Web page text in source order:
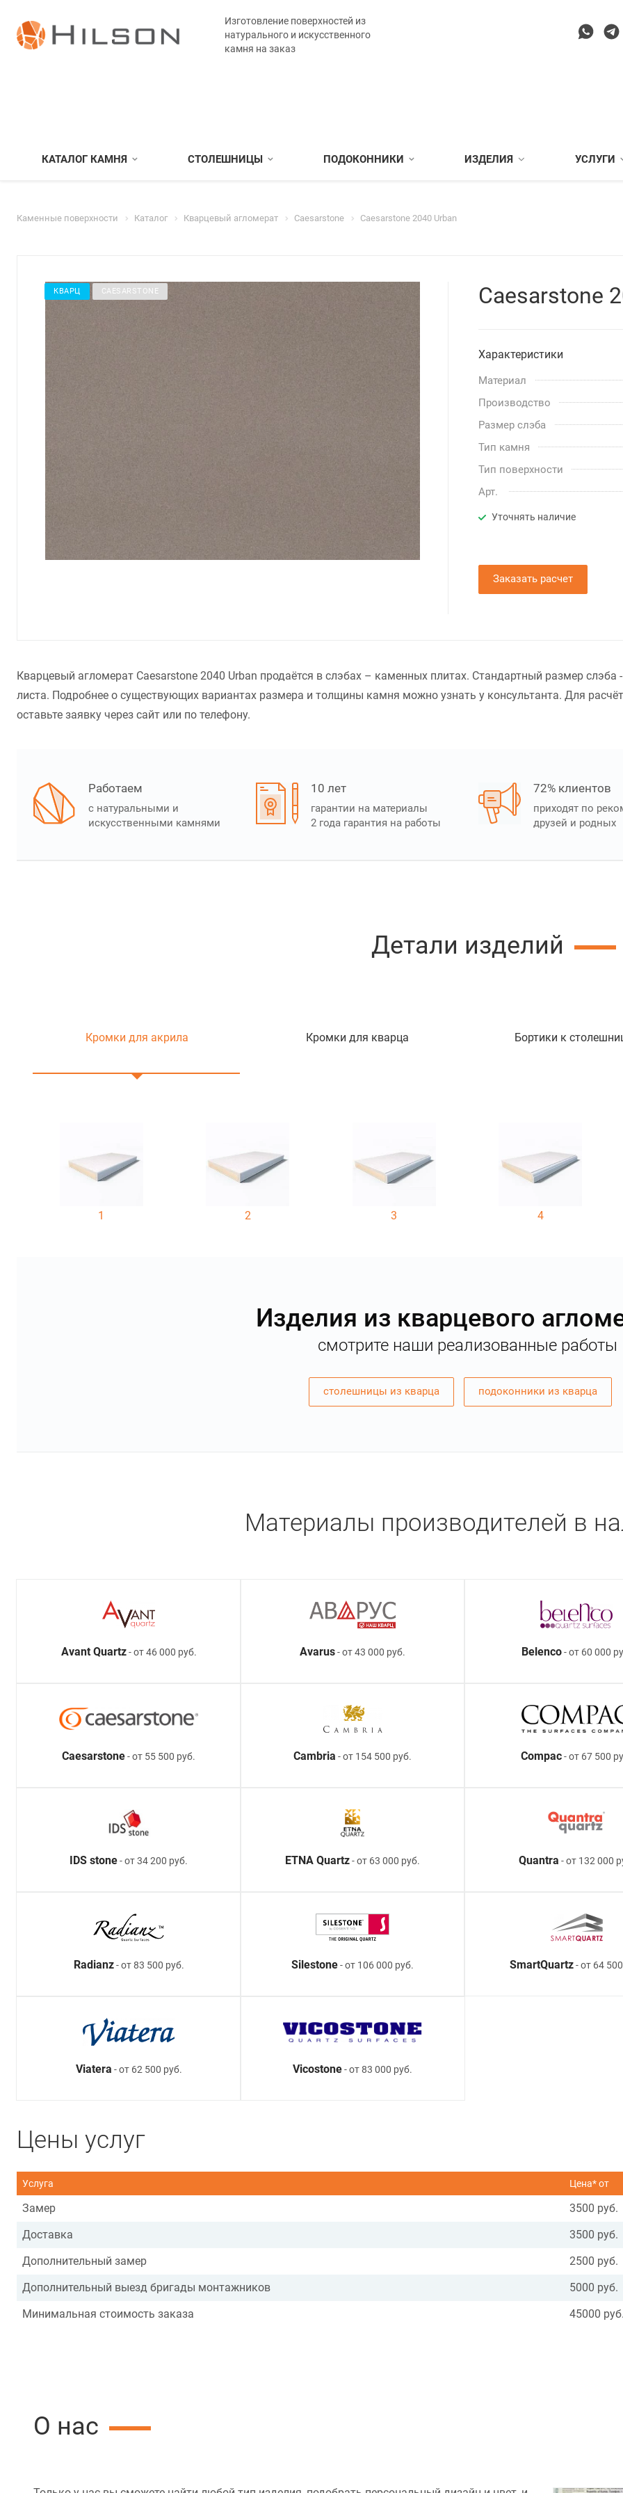
Изготовление поверхностей из
натурального и искусственного
камня на заказ
КАТАЛОГ КАМНЯ СТОЛЕШНИЦЫ ПОДОКОННИКИ ИЗДЕЛИЯ УСЛУГИ
Каменные поверхности Каталог Кварцевый агломерат Caesarstone Caesarstone 2040 Urban
КВАРЦ CAESARSTONE Caesarstone
Характеристики
Материал
Производство
Размер слэба
Тип камня
Тип поверхности
Арт.
Уточнять наличие
Заказать расчет
Кварцевый агломерат Caesarstone 2040 Urban продаётся в слэбах – каменных плитах. Стандартный размер
листа. Подробнее о существующих вариантах размера и толщины камня можно узнать у консультанта. Для
оставьте заявку через сайт или по телефону.
Работаем
с натуральными и
искусственными камнями
10 лет
гарантии на материалы
2 года гарантия на работы
72% клиентов
приходят по
друзей и родных
Детали изделий
Кромки для акрила Кромки для кварца Бортики к
1 2 3 4
Изделия из кварцевого
смотрите наши реализованные работы
столешницы из кварца подоконники из кварца
Материалы производителей в
Avant Quartz- от 46 000 руб. Avarus- от 43 000 руб. Belenco- от 60 000
Caesarstone- от 55 500 руб. Cambria - от 154 500 руб. Compac- от 67 500
IDS stone- от 34 200 руб. ETNA Quartz- от 63 000 руб. Quantra - от 132 000
Radianz- от 83 500 руб. Silestone- от 106 000 руб. SmartQuartz- от 64
Viatera - от 62 500 руб. Vicostone- от 83 000 руб.
Цены услуг
Услуга Цена* от
Замер 3500 руб.
Доставка
3500 руб.
Дополнительный замер
2500 руб.
Дополнительный выезд бригады монтажников
5000 руб.
Минимальная стоимость заказа
45000 руб.
О нас